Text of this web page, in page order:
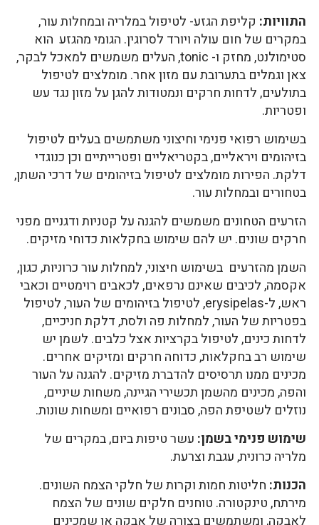
התוויות: קליפת הגזע- לטיפול במלריה ובמחלות עור,
במקרים של חום עולה ויורד לסרוגין. הגומי מהגזע הוא
סטימולנט, מחזק ו- tonic, העלים משמשים למאכל לבקר,
צאן וגמלים בתערובת עם מזון אחר. מומלצים לטיפול
בתולעים, לדחות חרקים ונמטודות להגן על מזון נגד עש
ופטריות.
בשימוש רפואי פנימי וחיצוני משתמשים בעלים לטיפול
בזיהומים ויראליים, בקטריאליים ופטרייתיים וכן כנוגדי
דלקת. הפירות מומלצים לטיפול בזיהומים של דרכי השתן,
בטחורים ובמחלות עור.
הזרעים הטחונים משמשים להגנה על קטניות ודגניים מפני
חרקים שונים. יש להם שימוש בחקלאות כדוחי מזיקים.
השמן מהזרעים בשימוש חיצוני, למחלות עור כרוניות, כגון,
אקסמה, לכיבים שאינם נרפאים, לכאבים רוימטיים וכאבי
ראש, ל-erysipelas, לטיפול בזיהומים של העור, לטיפול
בפטריות של העור, למחלות פה ולסת, דלקת חניכיים,
לדחות כינים, לטיפול בקרציות אצל כלבים. לשמן יש
שימוש רב בחקלאות, כדוחה חרקים ומזיקים אחרים.
מכינים ממנו תרסיסים להדברת מזיקים. להגנה על העור
והפה, מכינים מהשמן תכשירי הגיינה, משחות שיניים,
נוזלים לשטיפת הפה, סבונים רפואיים ומשחות שונות.
שימוש פנימי בשמן: עשר טיפות ביום, במקרים של
מלריה כרונית, עגבת וצרעת.
הכנות: חליטות חמות וקרות של חלקי הצמח השונים.
מירתח, טינקטורה. טוחנים חלקים שונים של הצמח
לאבקה, ומשתמשים בצורה של אבקה או שמכינים